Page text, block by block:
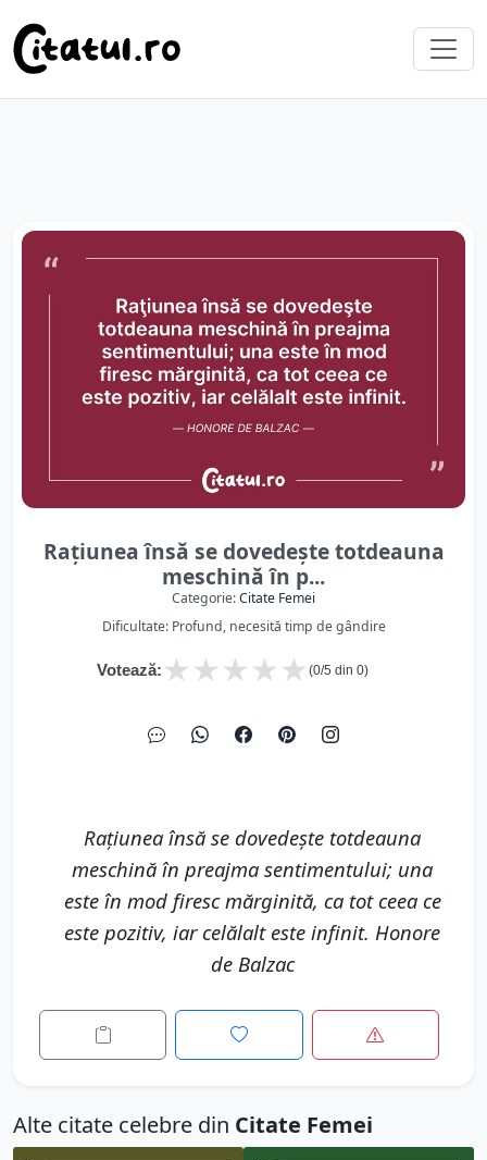
Raţiunea însă se dovedeşte totdeauna
meschină în p...
Categorie:Citate Femei
Dificultate: Profund, necesită timp de gândire
Votează: ★
★
★
★
★ (0/5 din 0)
Raţiunea însă se dovedeşte totdeauna
meschină în preajma sentimentului; una
este în mod firesc mărginită, ca tot ceea ce
este pozitiv, iar celălalt este infinit. Honore
de Balzac
Alte citate celebre din Citate Femei